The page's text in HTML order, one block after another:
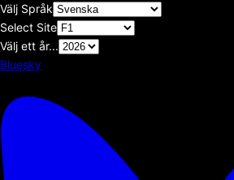
Välj Språk
Select Site
Välj ett år...
Bluesky